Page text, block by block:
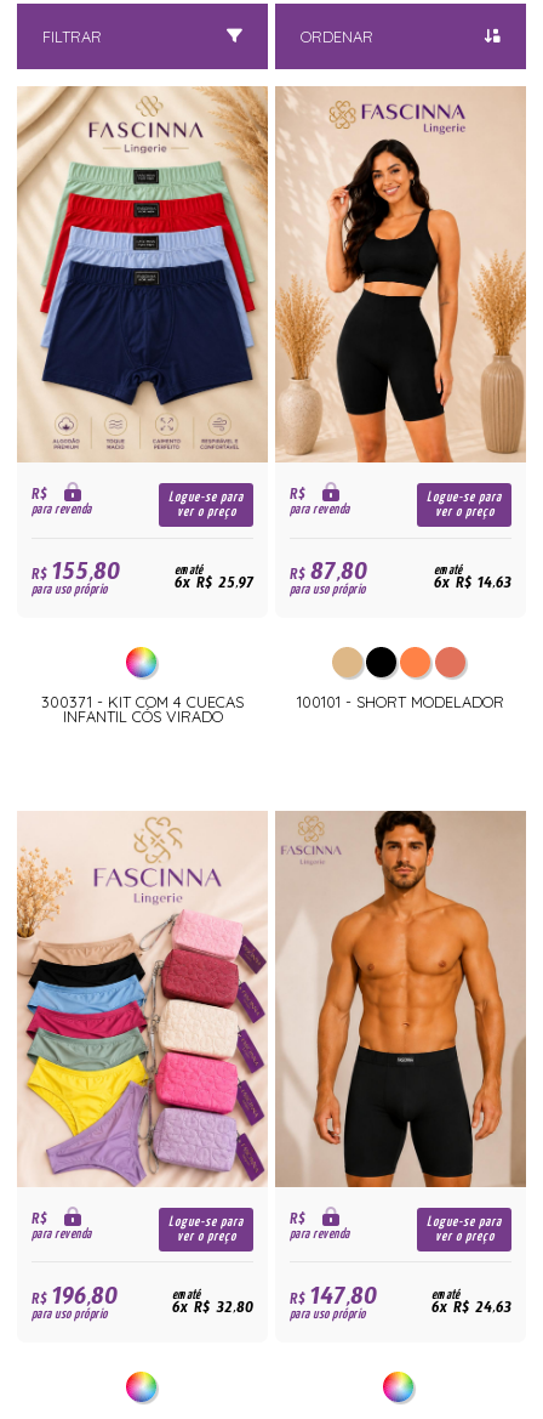
FILTRAR ORDENAR
R$
para revenda
Logue-se para
ver o preço
R$155,80
para uso próprio
em até
6x R$ 25,97
300371 - KIT COM 4 CUECAS
INFANTIL CÓS VIRADO
R$
para revenda
Logue-se para
ver o preço
R$87,80
para uso próprio
em até
6x R$ 14,63
100101 - SHORT MODELADOR
R$
para revenda
Logue-se para
ver o preço
R$196,80
para uso próprio
em até
6x R$ 32,80
R$
para revenda
Logue-se para
ver o preço
R$147,80
para uso próprio
em até
6x R$ 24,63